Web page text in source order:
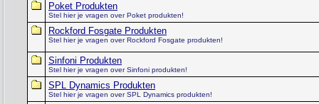
Poket Produkten
Stel hier je vragen over Poket produkten!
Rockford Fosgate Produkten
Stel hier je vragen over Rockford Fosgate produkten!
Sinfoni Produkten
Stel hier je vragen over Sinfoni produkten!
SPL Dynamics Produkten
Stel hier je vragen over SPL Dynamics produkten!